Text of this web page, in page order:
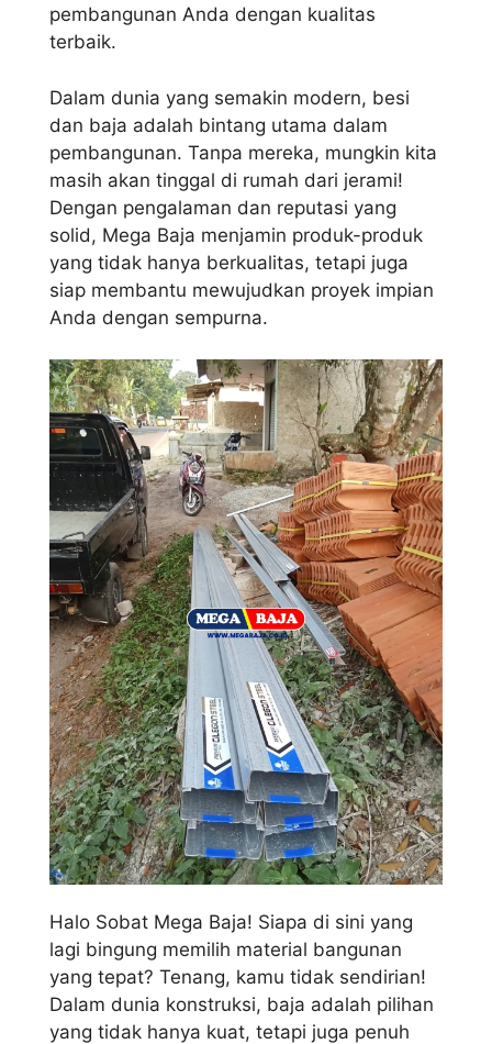
pembangunan Anda dengan kualitas
terbaik.
Dalam dunia yang semakin modern, besi
dan baja adalah bintang utama dalam
pembangunan. Tanpa mereka, mungkin kita
masih akan tinggal di rumah dari jerami!
Dengan pengalaman dan reputasi yang
solid, Mega Baja menjamin produk-produk
yang tidak hanya berkualitas, tetapi juga
siap membantu mewujudkan proyek impian
Anda dengan sempurna.
Halo Sobat Mega Baja! Siapa di sini yang
lagi bingung memilih material bangunan
yang tepat? Tenang, kamu tidak sendirian!
Dalam dunia konstruksi, baja adalah pilihan
yang tidak hanya kuat, tetapi juga penuh